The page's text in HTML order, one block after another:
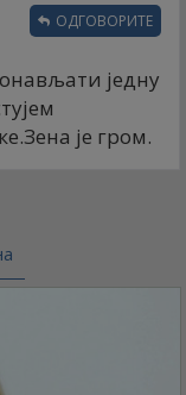
једну
је гром.
ОДГОВОРИТЕ